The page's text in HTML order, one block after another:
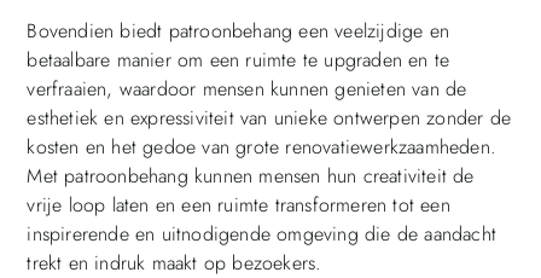
Bovendien biedt patroonbehang een veelzijdige en
betaalbare manier om een ruimte te upgraden en te
verfraaien, waardoor mensen kunnen genieten van de
esthetiek en expressiviteit van unieke ontwerpen zonder de
kosten en het gedoe van grote renovatiewerkzaamheden.
Met patroonbehang kunnen mensen hun creativiteit de
vrije loop laten en een ruimte transformeren tot een
inspirerende en uitnodigende omgeving die de aandacht
trekt en indruk maakt op bezoekers.